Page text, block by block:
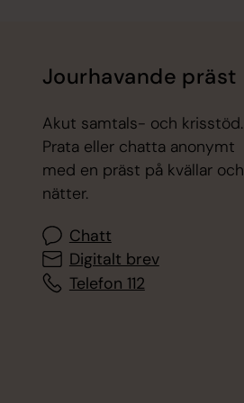
Jourhavande präst
Akut samtals- och krisstöd.
Prata eller chatta anonymt
med en präst på kvällar och
nätter.
Chatt
Digitalt brev
Telefon 112